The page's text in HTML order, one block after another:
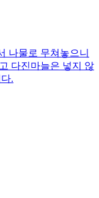
나물로 무쳐놓으니
다진마늘은 넣지 않
.